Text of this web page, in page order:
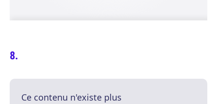
Ce contenu n'existe plus